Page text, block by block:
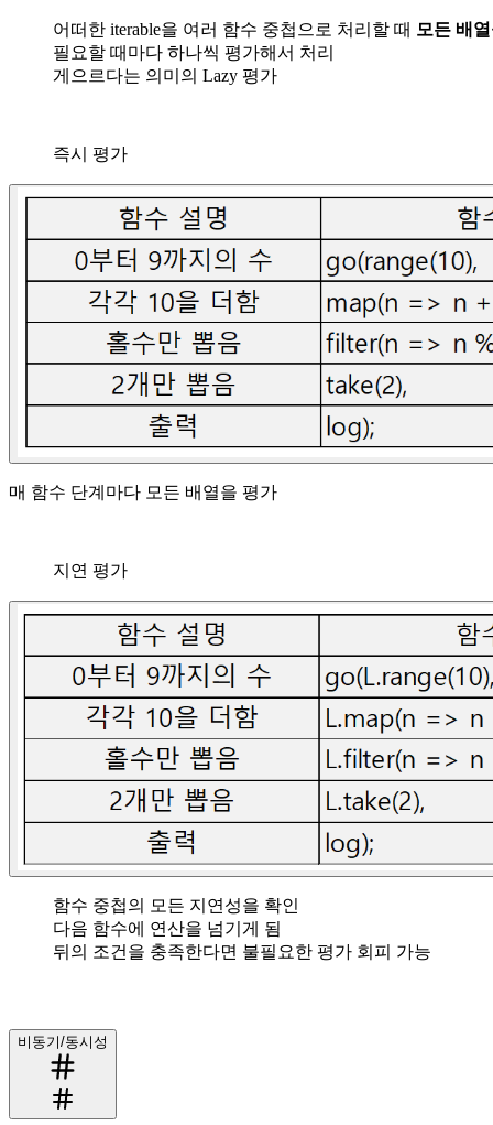
어떠한 iterable을 여러 함수 중첩으로 처리할 때 모든 배
필요할 때마다 하나씩 평가해서 처리
게으르다는 의미의 Lazy 평가
즉시 평가
매 함수 단계마다 모든 배열을 평가
지연 평가
함수 중첩의 모든 지연성을 확인
다음 함수에 연산을 넘기게 됨
뒤의 조건을 충족한다면 불필요한 평가 회피 가능
비동기/동시성